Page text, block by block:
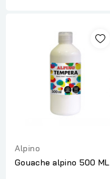
Alpino
Gouache alpino 500 ML